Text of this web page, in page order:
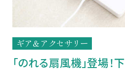
ギア＆アクセサリー
「のれる扇風機」登場！